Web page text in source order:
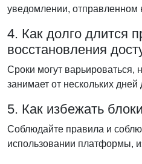
уведомлении, отправленном
4. Как долго длится
восстановления
Сроки могут варьироваться,
занимает от нескольких дней
5. Как избежать
Соблюдайте правила и
использовании платформы,